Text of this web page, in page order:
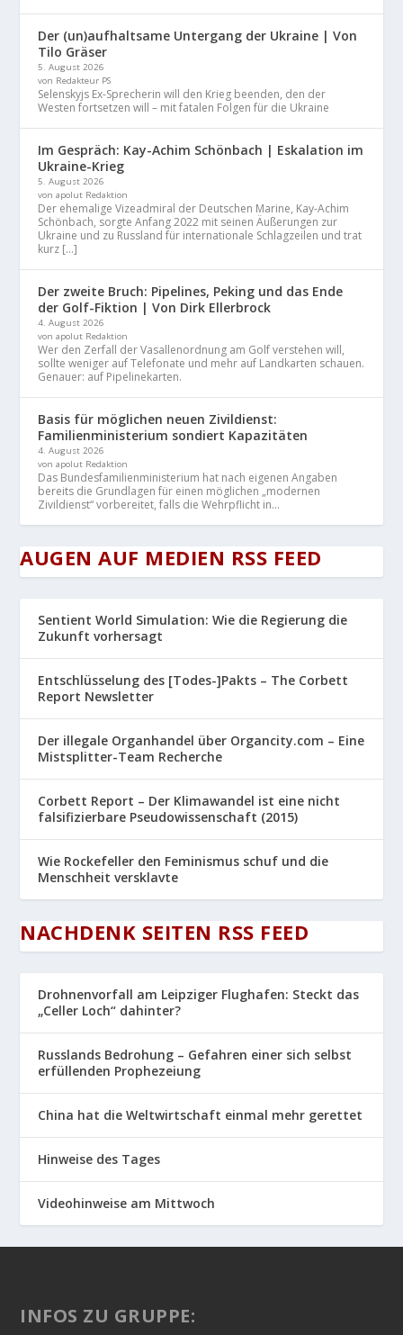
Der (un)aufhaltsame Untergang der Ukraine | Von
Tilo Gräser
5. August 2026
von Redakteur PS
Selenskyjs Ex-Sprecherin will den Krieg beenden, den der
Westen fortsetzen will – mit fatalen Folgen für die Ukraine
Im Gespräch: Kay-Achim Schönbach | Eskalation im
Ukraine-Krieg
5. August 2026
von apolut Redaktion
Der ehemalige Vizeadmiral der Deutschen Marine, Kay-Achim
Schönbach, sorgte Anfang 2022 mit seinen Äußerungen zur
Ukraine und zu Russland für internationale Schlagzeilen und trat
kurz […]
Der zweite Bruch: Pipelines, Peking und das Ende
der Golf-Fiktion | Von Dirk Ellerbrock
4. August 2026
von apolut Redaktion
Wer den Zerfall der Vasallenordnung am Golf verstehen will,
sollte weniger auf Telefonate und mehr auf Landkarten schauen.
Genauer: auf Pipelinekarten.
Basis für möglichen neuen Zivildienst:
Familienministerium sondiert Kapazitäten
4. August 2026
von apolut Redaktion
Das Bundesfamilienministerium hat nach eigenen Angaben
bereits die Grundlagen für einen möglichen „modernen
Zivildienst“ vorbereitet, falls die Wehrpflicht in...
AUGEN AUF MEDIEN RSS FEED
Sentient World Simulation: Wie die Regierung die
Zukunft vorhersagt
Entschlüsselung des [Todes-]Pakts – The Corbett
Report Newsletter
Der illegale Organhandel über Organcity.com – Eine
Mistsplitter-Team Recherche
Corbett Report – Der Klimawandel ist eine nicht
falsifizierbare Pseudowissenschaft (2015)
Wie Rockefeller den Feminismus schuf und die
Menschheit versklavte
NACHDENK SEITEN RSS FEED
Drohnenvorfall am Leipziger Flughafen: Steckt das
„Celler Loch“ dahinter?
Russlands Bedrohung – Gefahren einer sich selbst
erfüllenden Prophezeiung
China hat die Weltwirtschaft einmal mehr gerettet
Hinweise des Tages
Videohinweise am Mittwoch
INFOS ZU GRUPPE: